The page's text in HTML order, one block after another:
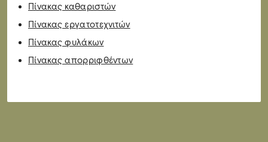
Πίνακας καθαριστών
Πίνακας εργατοτεχνιτών
Πίνακας φυλάκων
Πίνακας απορριφθέντων